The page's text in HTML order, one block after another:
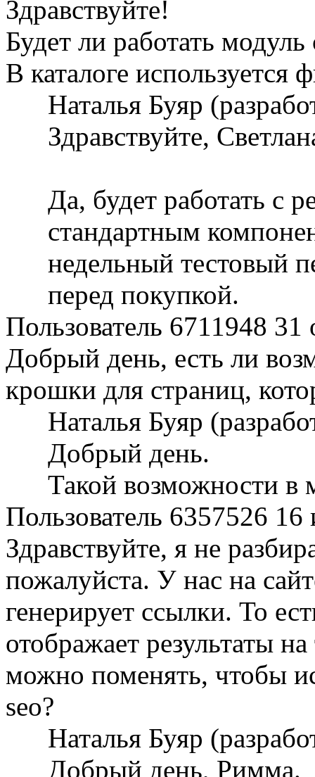
Здравствуйте!
Будет ли работать модуль
В каталоге
Наталья Буяр
Здравствуйте,
Да, будет работать с
стандартным
недельный тестовый
перед покупкой.
Пользователь 6711948 31
Добрый день, есть ли
крошки для страниц,
Наталья Буяр
Добрый день.
Такой возможности в
Пользователь 6357526 16
Здравствуйте, я не
пожалуйста. У нас на
генерирует ссылки. То
отображает результаты
можно поменять, чтобы
seo?
Наталья Буяр
Добрый день, Римма.